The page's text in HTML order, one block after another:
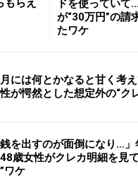
もらえ
ドを使っていて
が“30万円”の請
たワケ
月には何とかなると甘く考
が愕然とした想定外の“ク
銭を出すのが面倒になり…
歳女性がクレカ明細を見
ワケ